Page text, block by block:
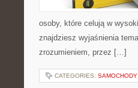
osoby, które celują w
znajdziesz wyjaśnienia
zrozumieniem, przez […]
CATEGORIES: